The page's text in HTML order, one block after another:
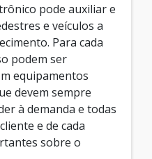
pode auxiliar e
e veículos a
Para cada
podem ser
equipamentos
devem sempre
à demanda e todas
e de cada
sobre o